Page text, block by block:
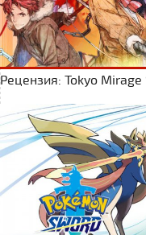
Рецензия: Tokyo